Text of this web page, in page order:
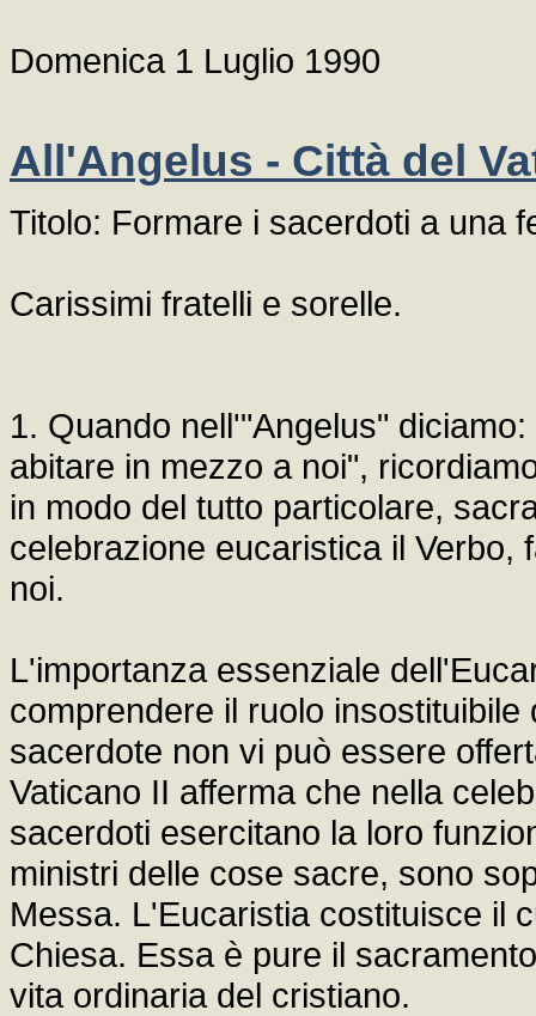
Domenica 1 Luglio 1990
All'Angelus - Città del
Titolo: Formare i sacerdoti a una
Carissimi fratelli e sorelle.
1. Quando nell'"Angelus"
abitare in mezzo a noi",
in modo del tutto particolare,
celebrazione eucaristica il
noi.
L'importanza essenziale
comprendere il ruolo
sacerdote non vi può essere
Vaticano II afferma che nella
sacerdoti esercitano la loro
ministri delle cose sacre, sono
Messa. L'Eucaristia costituisce il
Chiesa. Essa è pure il
vita ordinaria del cristiano.